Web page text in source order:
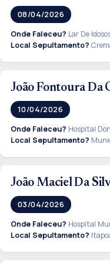
08/04/2026
Onde Faleceu? Lar De
Local Sepultamento?
João Fontoura Da
10/04/2026
Onde Faleceu? Hospital
Local Sepultamento?
João Maciel Da
03/04/2026
Onde Faleceu? Hospital
Local Sepultamento?